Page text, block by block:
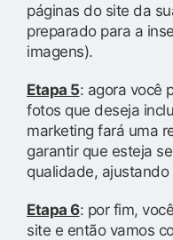
páginas do site da
preparado para a
imagens).
Etapa 5: agora você
fotos que deseja
marketing fará uma
garantir que esteja
qualidade, ajustando
Etapa 6: por fim,
site e então vamos